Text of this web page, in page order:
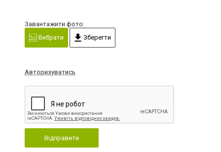
Завантажити фото:
Вибрати
Зберегти
Авторизуватись
Відправити